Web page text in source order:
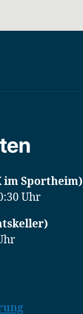
im Sportheim)
Uhr